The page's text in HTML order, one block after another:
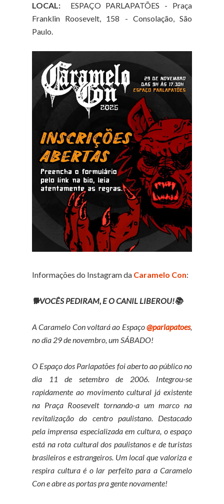
LOCAL:
ESPAÇO PARLAPATÕES - Praça
Franklin Roosevelt, 158 - Consolação, São
Paulo.
Informações do Instagram da Caramelo Con:
🐕VOCÊS PEDIRAM, E O CANIL LIBEROU!📚
A Caramelo Con voltará ao Espaço@parlapatoes,
no dia 29 de novembro, um SÁBADO!
O Espaço dos Parlapatões foi aberto ao público no
dia 11 de setembro de 2006. Integrou-se
rapidamente ao movimento cultural já existente
na Praça Roosevelt tornando-a um marco na
revitalização do centro paulistano. Destacado
pela imprensa especializada em cultura, o espaço
está na rota cultural dos paulistanos e de turistas
brasileiros e estrangeiros. Um local que valoriza e
respira cultura é o lar perfeito para a Caramelo
Con e abre as portas pra gente novamente!